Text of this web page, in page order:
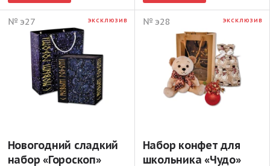
№ э27 ЭКСКЛЮЗИВ
Новогодний сладкий
набор «Гороскоп»
№ э28 ЭКСКЛЮЗИВ
Набор конфет для
школьника «Чудо»